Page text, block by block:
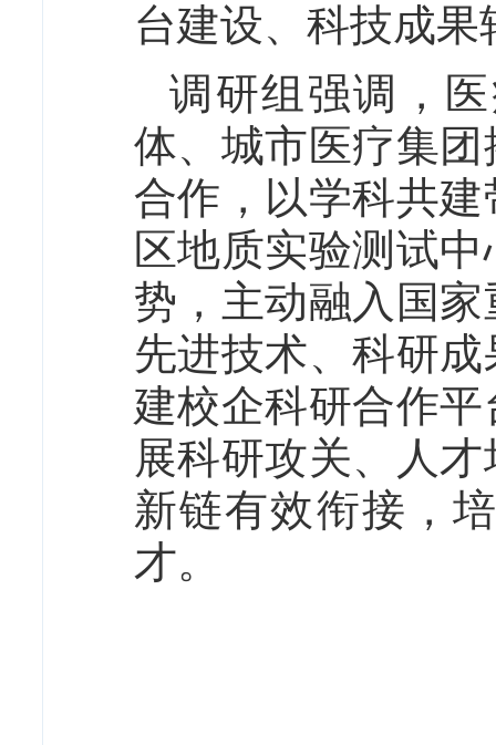
台建设、科技成
调研组强调，
体、城市医疗集
合作，以学科共
区地质实验测试
势，主动融入国
先进技术、科研
建校企科研合作
展科研攻关、人
新链有效衔接，
才。